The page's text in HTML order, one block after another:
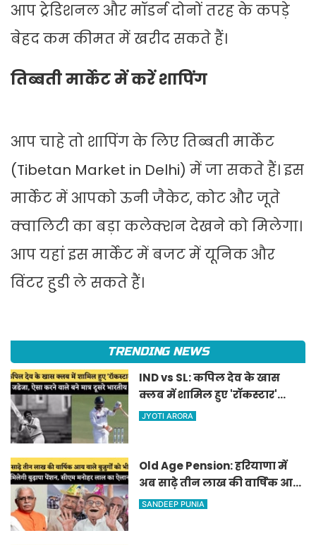
आप ट्रेडिशनल और मॉडर्न दोनों तरह के कपड़े
बेहद कम कीमत में खरीद सकते हैं।
तिब्बती मार्केट में करें शापिंग
आप चाहे तो शापिंग के लिए तिब्बती मार्केट
(Tibetan Market in Delhi) में जा सकते हैं। इस
मार्केट में आपको ऊनी जैकेट, कोट और जूते
क्वालिटी का बड़ा कलेक्शन देखने को मिलेगा।
आप यहां इस मार्केट में बजट में यूनिक और
विंटर हु्डी ले सकते हैं।
TRENDING NEWS
IND vs SL: कपिल देव के खास
क्लब में शामिल हुए 'रॉकस्टार'
जडेजा, ऐसा करने वाले बने मात्र
JYOTI ARORA
Old Age Pension: हरियाणा में
अब साढ़े तीन लाख की वार्षिक आय
वाले बुजुर्गों को भी मिलेगी बुढ़ापा
SANDEEP PUNIA